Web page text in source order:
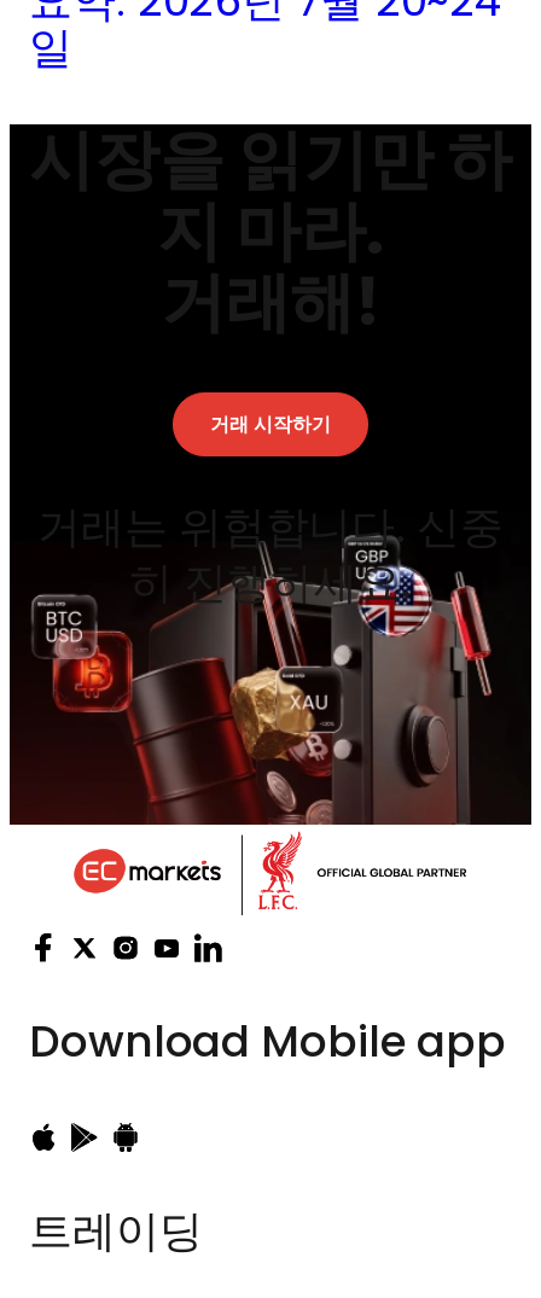
일
시장을 읽기만 하
지 마라.
거래해!
거래 시작하기
거래는 위험합니다. 신중
히 진행하세요.
Download Mobile app
트레이딩